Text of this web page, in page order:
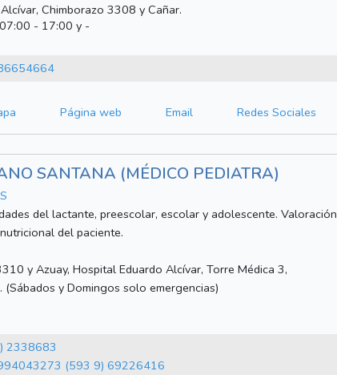
Chimborazo 3308 y Cañar.
- 17:00 y -
Página web Email Redes Sociales
SANTANA (MÉDICO PEDIATRA)
del lactante, preescolar, escolar y adolescente. Valoración
del paciente.
y Azuay, Hospital Eduardo Alcívar, Torre Médica 3,
y Domingos solo emergencias)
2338683
(593 9) 69226416